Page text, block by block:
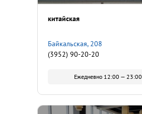
китайская
Байкальская, 208
(3952) 90-20-20
Ежедневно 12:00 — 23:00